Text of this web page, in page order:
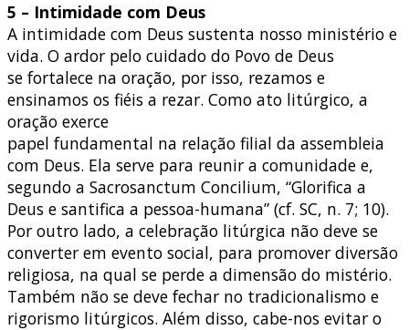
5 – Intimidade com Deus
A intimidade com Deus sustenta nosso ministério e
vida. O ardor pelo cuidado do Povo de Deus
se fortalece na oração, por isso, rezamos e
ensinamos os fiéis a rezar. Como ato litúrgico, a
oração exerce
papel fundamental na relação filial da assembleia
com Deus. Ela serve para reunir a comunidade e,
segundo a Sacrosanctum Concilium, “Glorifica a
Deus e santifica a pessoa-humana” (cf. SC, n. 7; 10).
Por outro lado, a celebração litúrgica não deve se
converter em evento social, para promover diversão
religiosa, na qual se perde a dimensão do mistério.
Também não se deve fechar no tradicionalismo e
rigorismo litúrgicos. Além disso, cabe-nos evitar o